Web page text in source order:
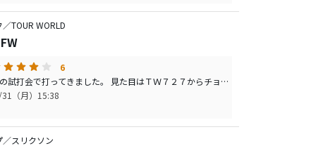
TOUR WORLD
6
練習場での試打会で打ってきました。 見た目はＴＷ７２７からチョット大きくなりましたね。 ＳＹＢのＦＣ７１４みたいなイメージです。 打ってみての感想は、ＰＩＮＧのＧ２５みたいな感じ。 初速で飛距離が出るというより、上がりやすくて結果的に飛んでる感じ。 私の腕でも３Ｗが直打ちでき、実戦でも使えそうな感じでした。
（月）15:38
スリクソン